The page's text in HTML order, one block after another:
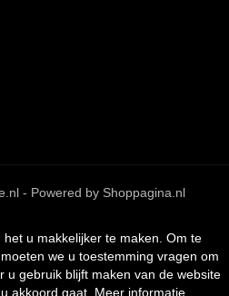
- Powered by Shoppagina.nl
u makkelijker te maken. Om te
we u toestemming vragen om
u gebruik blijft maken van de website
akkoord gaat. Meer informatie